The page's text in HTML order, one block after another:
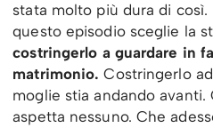
stata molto più dura di così.
questo episodio sceglie la
costringerlo a guardare in
matrimonio.Costringerlo
moglie stia andando
aspetta nessuno. Che